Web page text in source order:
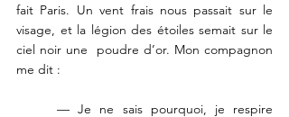
fait Paris. Un vent frais nous passait sur le
visage, et la légion des étoiles semait sur le
ciel noir une  poudre d’or. Mon compagnon
me dit :
	— Je ne sais pourquoi, je respire